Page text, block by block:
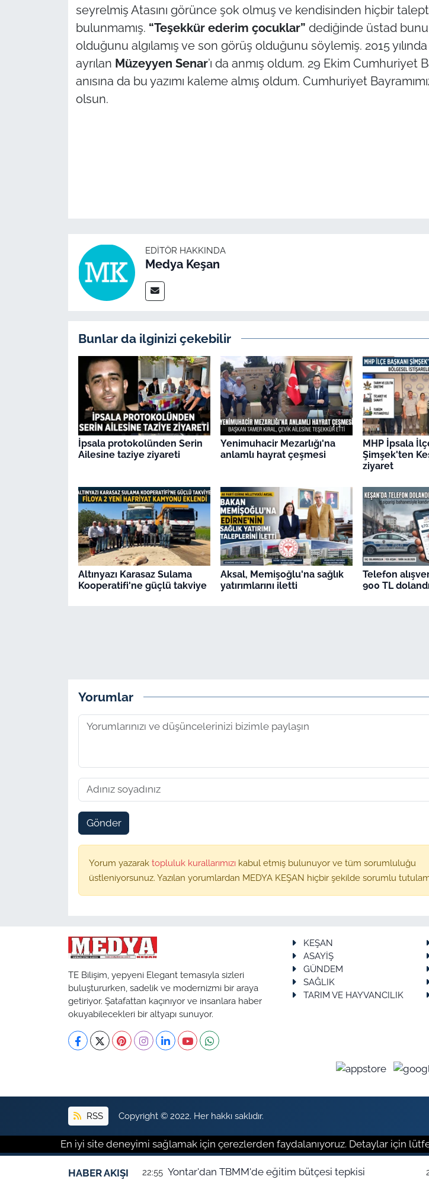
seyrelmiş Atasını görünce şok olmuş ve kendisinden hiçbir
bulunmamış. “Teşekkür ederim çocuklar” dediğinde üstad
olduğunu algılamış ve son görüş olduğunu söylemiş. 2015 yılında
ayrılan Müzeyyen Senar’ı da anmış oldum. 29 Ekim Cumhuriyet
anısına da bu yazımı kaleme almış oldum. Cumhuriyet
olsun.
EDITÖR HAKKINDA
Medya Keşan
Bunlar da ilginizi çekebilir
İpsala protokolünden Serin
Ailesine taziye ziyareti
Yenimuhacir Mezarlığı'na
anlamlı hayrat çeşmesi
MHP İpsala
Şimşek'ten
ziyaret
Altınyazı Karasaz Sulama
Kooperatifi'ne güçlü takviye
Aksal, Memişoğlu'na sağlık
yatırımlarını iletti
Telefon
900 TL
Yorumlar
Gönder
Yorum yazarak topluluk kurallarımızı kabul etmiş bulunuyor ve tüm sorumluluğu
üstleniyorsunuz. Yazılan yorumlardan MEDYA KEŞAN hiçbir şekilde sorumlu
TE Bilişim, yepyeni Elegant temasıyla sizleri
buluştururken, sadelik ve modernizmi bir araya
getiriyor. Şatafattan kaçınıyor ve insanlara haber
okuyabilecekleri bir altyapı sunuyor.
KEŞAN
ASAYİŞ
GÜNDEM
SAĞLIK
TARIM VE HAYVANCILIK
RSS Copyright © 2022. Her hakkı saklıdır.
En iyi site deneyimi sağlamak için çerezlerden faydalanıyoruz. Detaylar için
HABER AKIŞI 22:55 Yontar'dan TBMM'de eğitim bütçesi tepkisi
Flaş Haber
Dış Haberler